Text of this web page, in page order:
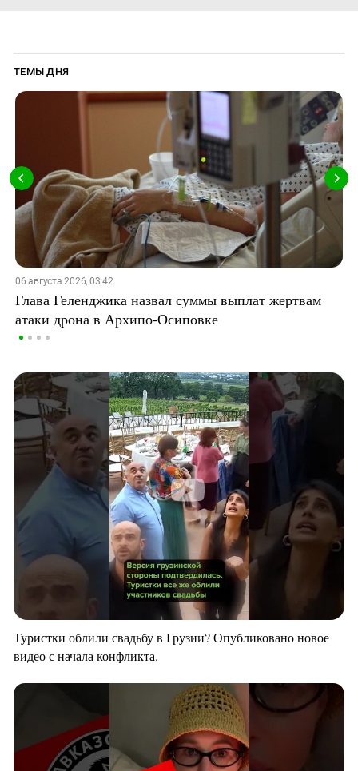
ТЕМЫ ДНЯ
06 августа 2026, 03:42
Глава Геленджика назвал суммы выплат жертвам
атаки дрона в Архипо-Осиповке
Туристки облили свадьбу в Грузии? Опубликовано новое
видео с начала конфликта.